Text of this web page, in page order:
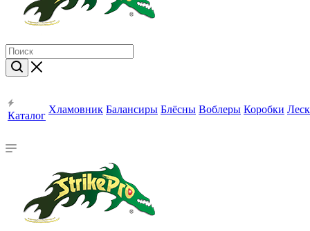
Каталог
Хламовник Балансиры Блёсны Воблеры Коробки